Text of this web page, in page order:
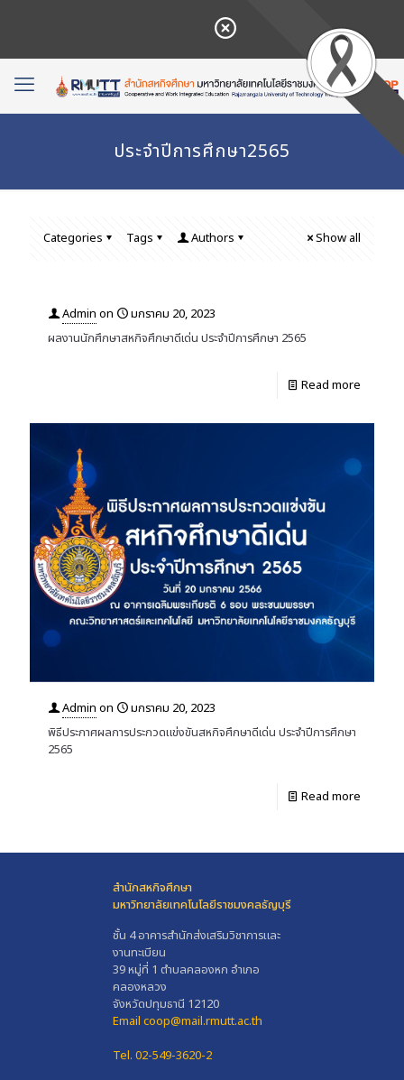
ประจำปีการศึกษา2565
Categories Tags Authors Show all
Admin on
มกราคม 20, 2023
ผลงานนักศึกษาสหกิจศึกษาดีเด่น ประจำปีการศึกษา 2565
Read more
Admin on
มกราคม 20, 2023
พิธีประกาศผลการประกวดแข่งขันสหกิจศึกษาดีเด่น ประจำปีการศึกษา
2565
Read more
สำนักสหกิจศึกษา
มหาวิทยาลัยเทคโนโลยีราชมงคลธัญบุรี
ชั้น 4 อาคารสำนักส่งเสริมวิชาการและ
งานทะเบียน
39 หมู่ที่ 1 ตำบลคลองหก อำเภอ
คลองหลวง
จังหวัดปทุมธานี 12120
Email coop@mail.rmutt.ac.th
Tel. 02-549-3620-2